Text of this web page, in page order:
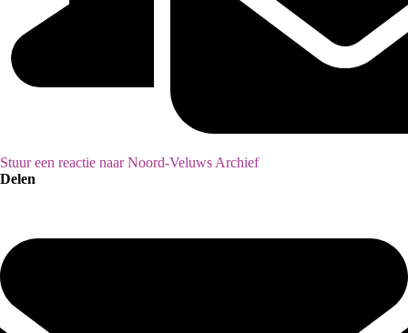
Stuur een reactie naar Noord-Veluws Archief
Delen